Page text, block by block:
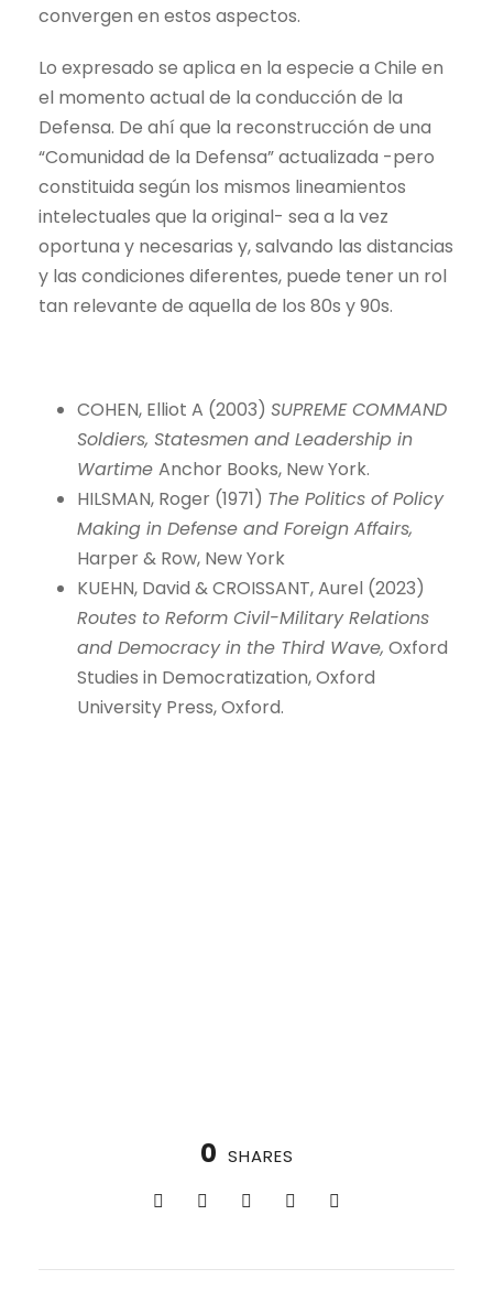
convergen en estos aspectos.
Lo expresado se aplica en la especie a Chile en
el momento actual de la conducción de la
Defensa. De ahí que la reconstrucción de una
“Comunidad de la Defensa” actualizada -pero
constituida según los mismos lineamientos
intelectuales que la original- sea a la vez
oportuna y necesarias y, salvando las distancias
y las condiciones diferentes, puede tener un rol
tan relevante de aquella de los 80s y 90s.
COHEN, Elliot A (2003) SUPREME COMMAND
Soldiers, Statesmen and Leadership in
Wartime Anchor Books, New York.
HILSMAN, Roger (1971) The Politics of Policy
Making in Defense and Foreign Affairs,
Harper & Row, New York
KUEHN, David & CROISSANT, Aurel (2023)
Routes to Reform Civil-Military Relations
and Democracy in the Third Wave, Oxford
Studies in Democratization, Oxford
University Press, Oxford.
0 SHARES